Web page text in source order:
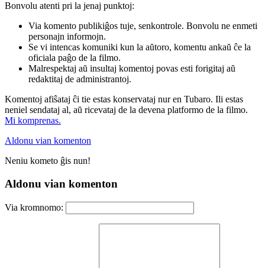
Bonvolu atenti pri la jenaj punktoj:
Via komento publikiĝos tuje, senkontrole. Bonvolu ne enmeti
personajn informojn.
Se vi intencas komuniki kun la aŭtoro, komentu ankaŭ ĉe la
oficiala paĝo de la filmo.
Malrespektaj aŭ insultaj komentoj povas esti forigitaj aŭ
redaktitaj de administrantoj.
Komentoj afiŝataj ĉi tie estas konservataj nur en Tubaro. Ili estas
neniel sendataj al, aŭ ricevataj de la devena platformo de la filmo.
Mi komprenas.
Aldonu vian komenton
Neniu kometo ĝis nun!
Aldonu vian komenton
Via kromnomo: